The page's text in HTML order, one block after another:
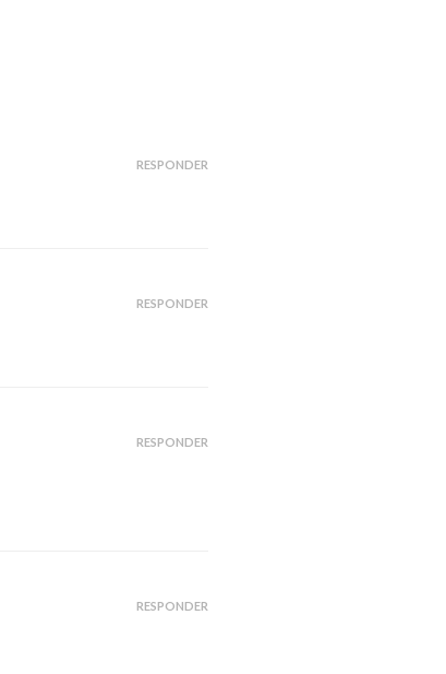
RESPONDER
RESPONDER
RESPONDER
RESPONDER